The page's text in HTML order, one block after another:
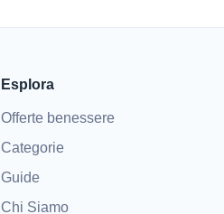
Esplora
Offerte benessere
Categorie
Guide
Chi Siamo